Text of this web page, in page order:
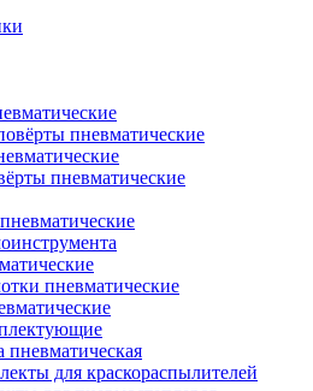
пневматические
пневматические
пневматические
пневматическая
для краскораспылителей